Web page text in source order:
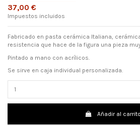
37,00 €
Impuestos incluidos
Fabricado en pasta cerámica Italiana,
resistencia que hace de la figura una pieza
Pintado a mano con acrílicos.
Se sirve en caja individual personalizada.
Añadir al carrito